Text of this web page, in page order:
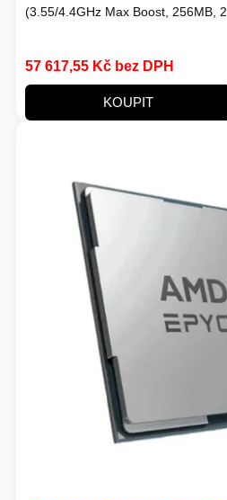
(3.55/4.4GHz Max Boost, 256MB,
57 617,55 Kč bez DPH
KOUPIT